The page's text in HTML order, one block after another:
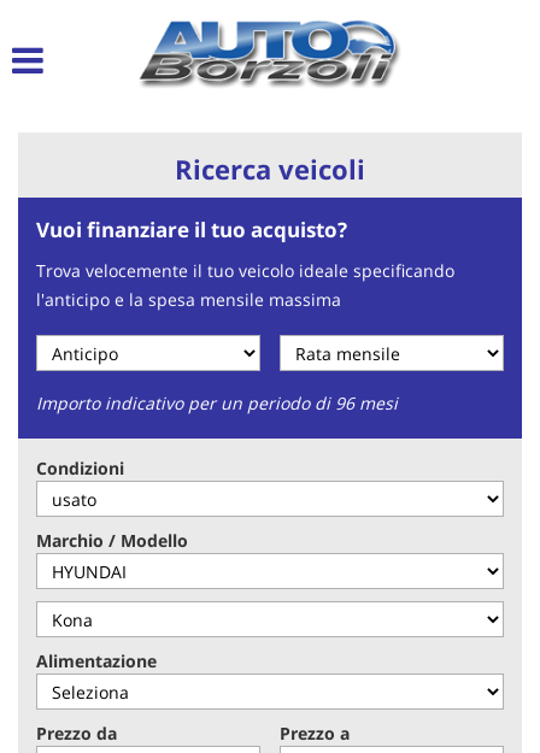
Ricerca veicoli
Vuoi finanziare il tuo acquisto?
Trova velocemente il tuo veicolo ideale specificando
l'anticipo e la spesa mensile massima
Importo indicativo per un periodo di 96 mesi
Condizioni
Marchio / Modello
Alimentazione
Prezzo da Prezzo a
Le
tue
pannello
consente
di
esprimere
tue
preferenze
alle
tecnologie
di
tracciamento
che
adottiamo
per
offrire
le
funzionalità
e
svolgere